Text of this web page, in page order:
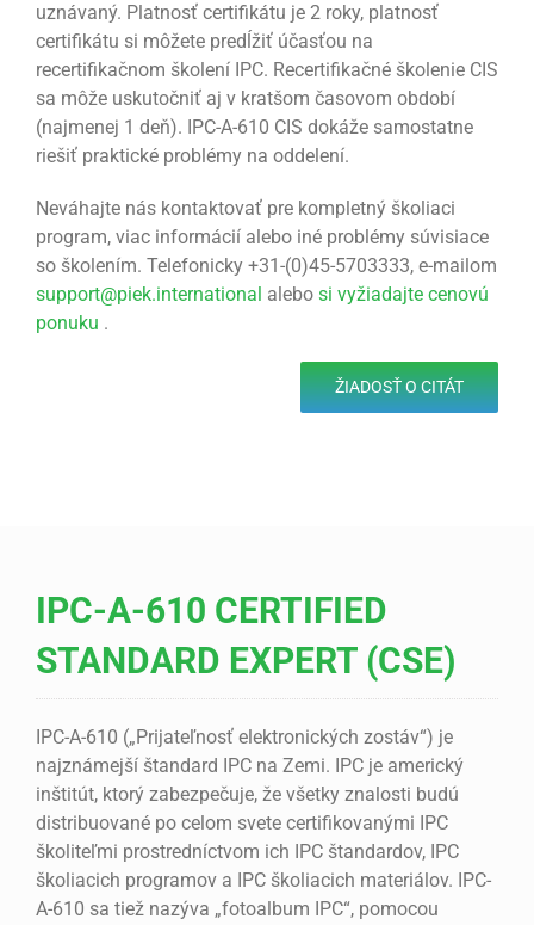
uznávaný. Platnosť certifikátu je 2 roky, platnosť
certifikátu si môžete predĺžiť účasťou na
recertifikačnom školení IPC. Recertifikačné školenie CIS
sa môže uskutočniť aj v kratšom časovom období
(najmenej 1 deň). IPC-A-610 CIS dokáže samostatne
riešiť praktické problémy na oddelení.
Neváhajte nás kontaktovať pre kompletný školiaci
program, viac informácií alebo iné problémy súvisiace
so školením. Telefonicky +31-(0)45-5703333, e-mailom
support@piek.international alebo si vyžiadajte cenovú
ponuku .
ŽIADOSŤ O CITÁT
IPC-A-610 CERTIFIED
STANDARD EXPERT (CSE)
IPC-A-610 („Prijateľnosť elektronických zostáv“) je
najznámejší štandard IPC na Zemi. IPC je americký
inštitút, ktorý zabezpečuje, že všetky znalosti budú
distribuované po celom svete certifikovanými IPC
školiteľmi prostredníctvom ich IPC štandardov, IPC
školiacich programov a IPC školiacich materiálov. IPC-
A-610 sa tiež nazýva „fotoalbum IPC“, pomocou